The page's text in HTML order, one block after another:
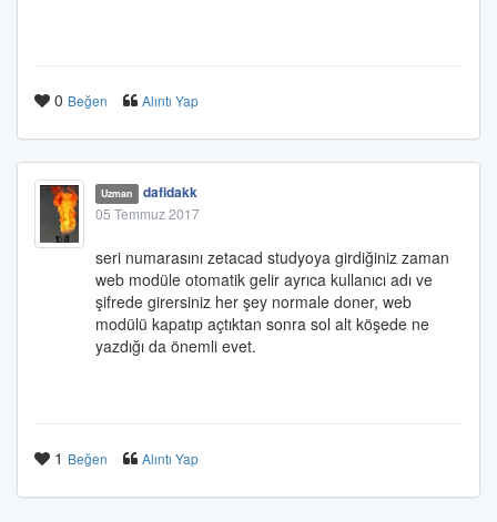
0 Beğen Alıntı Yap
Uzman dafidakk
05 Temmuz 2017
seri numarasını zetacad studyoya girdiğiniz zaman
web modüle otomatik gelir ayrıca kullanıcı adı ve
şifrede girersiniz her şey normale doner, web
modülü kapatıp açtıktan sonra sol alt köşede ne
yazdığı da önemli evet.
1 Beğen Alıntı Yap